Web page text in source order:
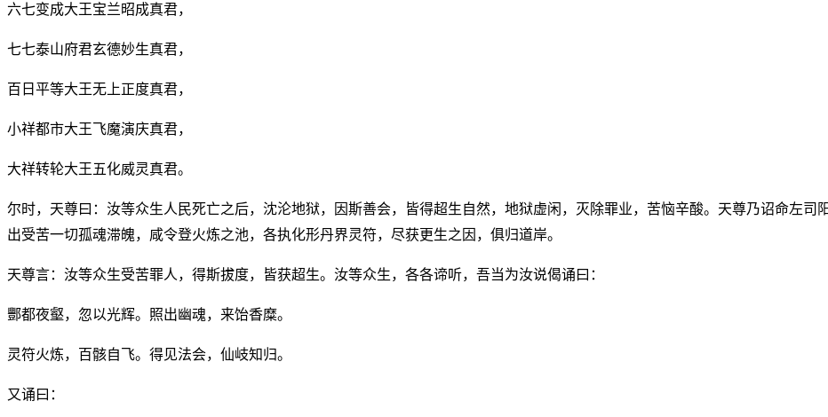
六七变成大王宝兰昭成真君，
七七泰山府君玄德妙生真君，
百日平等大王无上正度真君，
小祥都市大王飞魔演庆真君，
大祥转轮大王五化威灵真君。
尔时，天尊曰：汝等众生人民死亡之后，沈沦地狱，因斯善会，皆得超生自然，地狱虚闲，灭除罪业，苦恼辛酸。天尊乃诏命左
出受苦一切孤魂滞魄，咸令登火炼之池，各执化形丹界灵符，尽获更生之因，俱归道岸。
天尊言：汝等众生受苦罪人，得斯拔度，皆获超生。汝等众生，各各谛听，吾当为汝说偈诵曰：
酆都夜壑，忽以光辉。照出幽魂，来饴香糜。
灵符火炼，百骸自飞。得见法会，仙岐知归。
又诵曰：